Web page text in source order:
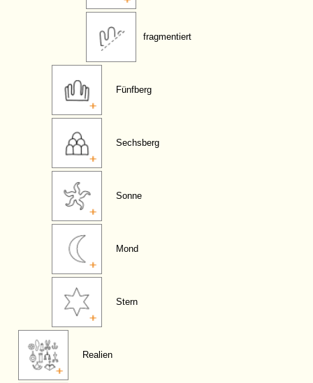
fragmentiert
Fünfberg
Sechsberg
Sonne
Mond
Stern
Realien